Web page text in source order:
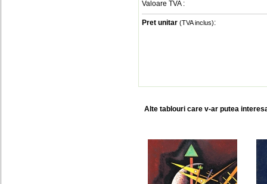
Valoare TVA :
Pret unitar (TVA inclus):
Alte tablouri care v-ar putea